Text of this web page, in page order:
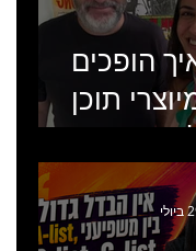
הופכים
תוכן
פרק
446 עם יערה